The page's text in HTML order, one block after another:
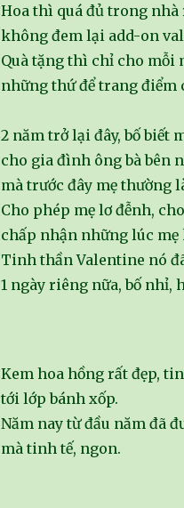
Hoa thì quá đủ trong
không đem lại add-on
Quà tặng thì chỉ cho mỗi
những thứ để trang điểm
2 năm trở lại đây, bố biết
cho gia đình ông bà bên
mà trước đây mẹ thường
Cho phép mẹ lơ đễnh,
chấp nhận những lúc mẹ
Tinh thần Valentine nó
1 ngày riêng nữa, bố nhỉ,
Kem hoa hồng rất đẹp,
tới lớp bánh xốp.
Năm nay từ đầu năm đã
mà tinh tế, ngon.